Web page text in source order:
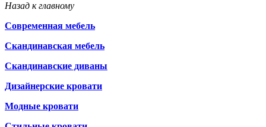
Назад к главному
Современная мебель
Скандинавская мебель
Скандинавские диваны
Дизайнерские кровати
Модные кровати